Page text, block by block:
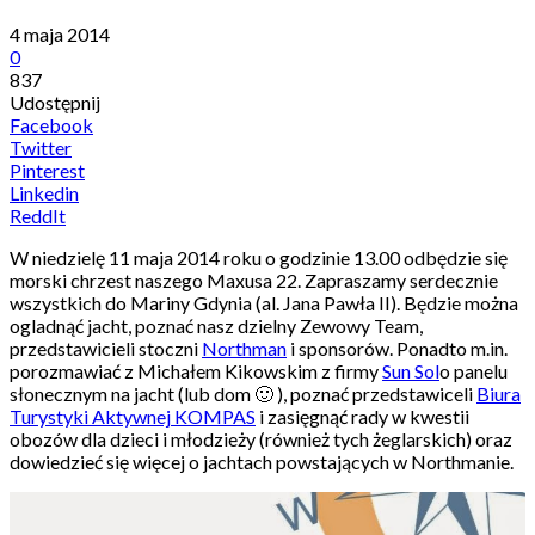
4 maja 2014
0
837
Udostępnij
Facebook
Twitter
Pinterest
Linkedin
ReddIt
W niedzielę 11 maja 2014 roku o godzinie 13.00 odbędzie się
morski chrzest naszego Maxusa 22. Zapraszamy serdecznie
wszystkich do Mariny Gdynia (al. Jana Pawła II). Będzie można
ogladnąć jacht, poznać nasz dzielny Zewowy Team,
przedstawicieli stoczni Northman i sponsorów. Ponadto m.in.
porozmawiać z Michałem Kikowskim z firmySun Solo panelu
słonecznym na jacht (lub dom 🙂 ), poznać przedstawiceli Biura
Turystyki Aktywnej KOMPAS i zasięgnąć rady w kwestii
obozów dla dzieci i młodzieży (również tych żeglarskich) oraz
dowiedzieć się więcej o jachtach powstających w Northmanie.